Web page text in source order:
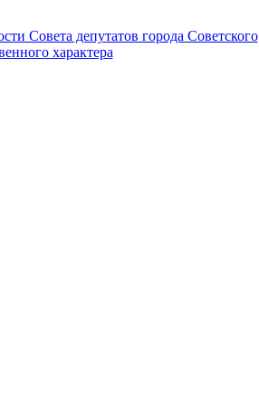
Совета депутатов города Советского
характера